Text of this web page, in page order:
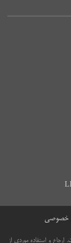
خصوصی
و استفاده موردی از